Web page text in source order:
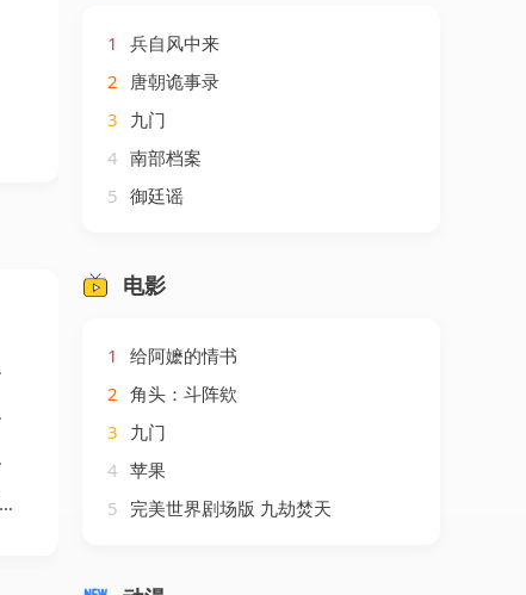
1
兵自风中来
2 唐朝诡事录
3 九门
4 南部档案
5 御廷谣
电影
1
给阿嬷的情书
2 角头：斗阵欸
3 九门
4 苹果
5 完美世界剧场版 九劫焚天